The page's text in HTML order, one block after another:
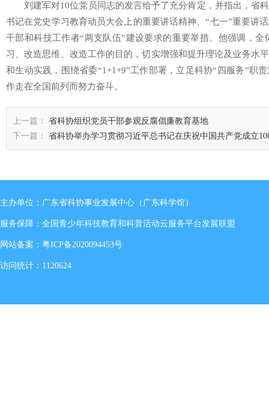
刘建军对10位党员同志的发言给予了充分肯定，并指出，省
书记在党史学习教育动员大会上的重要讲话精神、“七一”重要讲
干部和科技工作者“两支队伍”建设要求的重要举措。他强调，
习、改造思维、改造工作的目的，切实增强和提升理论及业务水
和生动实践，围绕省委“1+1+9”工作部署，立足科协“四服务”职
作走在全国前列而努力奋斗。
上一篇：
省科协组织党员干部参观反腐倡廉教育基地
下一篇：
省科协举办学习贯彻习近平总书记在庆祝中国共产党成立
主办单位：广东省科协事业发展中心（广东科学馆）
服务保障：全国青少年科技教育和科普活动云服务平台发展联盟
网站备案： 粤ICP备2020094453号
访问统计：1120624